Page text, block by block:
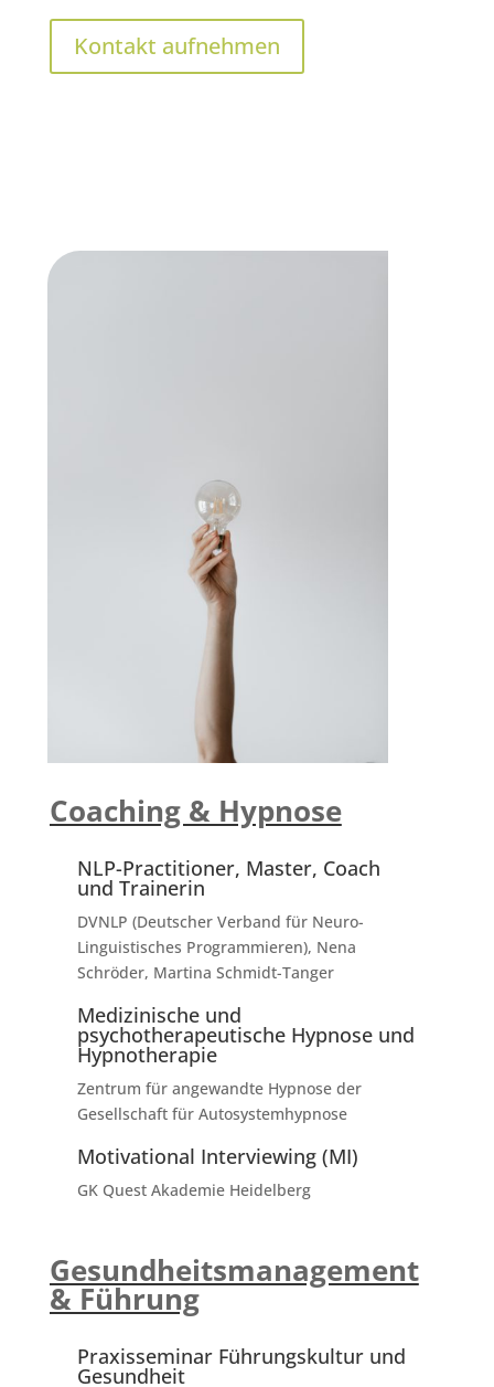
Kontakt aufnehmen
Coaching & Hypnose
NLP-Practitioner, Master, Coach
und Trainerin
DVNLP (Deutscher Verband für Neuro-
Linguistisches Programmieren), Nena
Schröder, Martina Schmidt-Tanger
Medizinische und
psychotherapeutische Hypnose und
Hypnotherapie
Zentrum für angewandte Hypnose der
Gesellschaft für Autosystemhypnose
Motivational Interviewing (MI)
GK Quest Akademie Heidelberg
Gesundheitsmanagement
& Führung
Praxisseminar Führungskultur und
Gesundheit